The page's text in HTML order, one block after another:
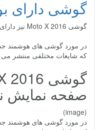
گوشی دارای
گوشی Moto X 2016 نیز دارای صفحه نمایش نشکن خواهد بود
در مورد گوشی های هوشمند
که شایعات مختلفی منتشر
صفحه نمایش
(image)
در مورد گوشی های هوشمند